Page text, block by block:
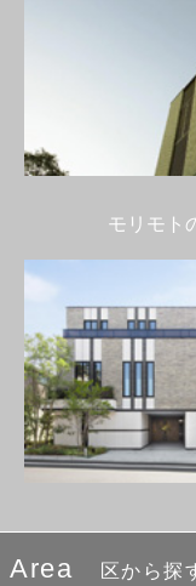
モリモト
Area 区から探